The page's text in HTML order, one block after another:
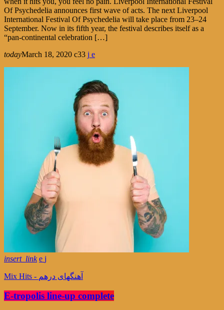
Of Psychedelia announces first wave of acts. The next Liverpool
International Festival Of Psychedelia will take place from 23–24
September. Now in its fifth year, the festival describes itself as a
“pan-continental celebration […]
todayMarch 18, 2020 33
insert_link
Mix Hits - آهنگهای درهم
E-tropolis line-up complete